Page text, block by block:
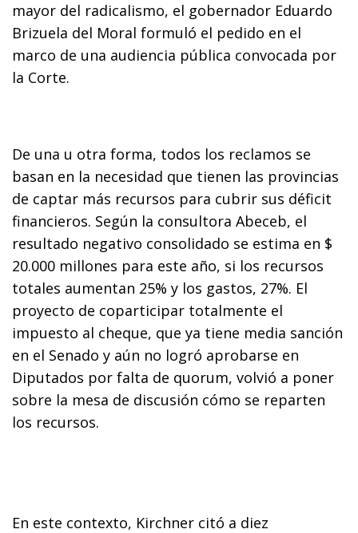
mayor del radicalismo, el gobernador Eduardo
Brizuela del Moral formuló el pedido en el
marco de una audiencia pública convocada por
la Corte.
De una u otra forma, todos los reclamos se
basan en la necesidad que tienen las provincias
de captar más recursos para cubrir sus déficit
financieros. Según la consultora Abeceb, el
resultado negativo consolidado se estima en $
20.000 millones para este año, si los recursos
totales aumentan 25% y los gastos, 27%. El
proyecto de coparticipar totalmente el
impuesto al cheque, que ya tiene media sanción
en el Senado y aún no logró aprobarse en
Diputados por falta de quorum, volvió a poner
sobre la mesa de discusión cómo se reparten
los recursos.
En este contexto, Kirchner citó a diez